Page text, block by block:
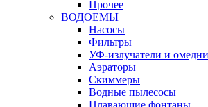
Прочее
ВОДОЕМЫ
Насосы
Фильтры
УФ-излучатели и
Аэраторы
Cкиммеры
Водные пылесосы
Плавающие фонтаны